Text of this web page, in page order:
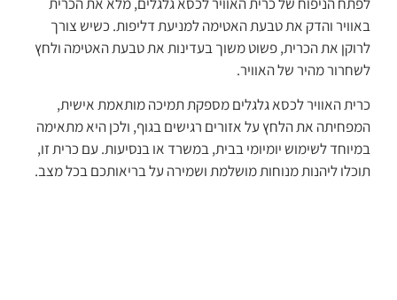
באוויר והדק את טבעת האטימה למניעת דליפות. כשיש צורך
לרוקן את הכרית, פשוט משוך בעדינות את טבעת האטימה ולחץ
לשחרור מהיר של האוויר.
כרית האוויר לכסא גלגלים מספקת תמיכה מותאמת אישית,
המפחיתה את הלחץ על אזורים רגישים בגוף, ולכן היא מתאימה
במיוחד לשימוש יומיומי בבית, במשרד או בנסיעות. עם כרית זו,
תוכלו ליהנות מנוחות מושלמת ושמירה על בריאותכם בכל מצב.